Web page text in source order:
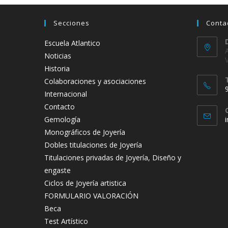
Secciones
Escuela Atlantico
Noticias
Historia
Colaboraciones y asociaciones
Internacional
Contacto
Gemología
Monográficos de Joyería
Dobles titulaciones de Joyería
Titulaciones privadas de Joyería, Diseño y
engaste
Ciclos de Joyería artistica
FORMULARIO VALORACIÓN
Beca
Test Artístico